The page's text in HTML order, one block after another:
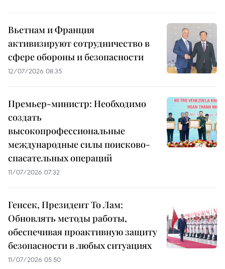
Вьетнам и Франция
активизируют сотрудничество в
сфере обороны и безопасности
12/07/2026 08:35
Премьер-министр: Необходимо
создать
высокопрофессиональные
международные силы поисково-
спасательных операций
11/07/2026 07:32
Генсек, Президент То Лам:
Обновлять методы работы,
обеспечивая проактивную защиту
безопасности в любых ситуациях
11/07/2026 05:50